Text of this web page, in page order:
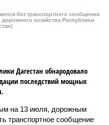
без транспортного сообщения
хозяйства Республики
Дагестан обнародовало
последствий мощных
на 13 июля, дорожным
транспортное сообщение